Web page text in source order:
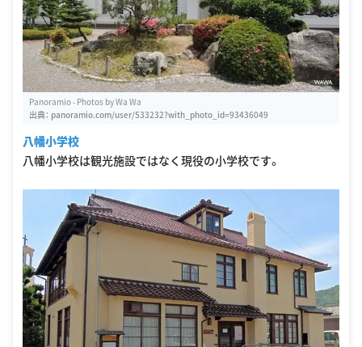
Panoramio - Photos by Wa Wa
出典： panoramio.com/user/533232?with_photo_id=93436049
八幡小学校
八幡小学校は観光施設ではなく現役の小学校です。